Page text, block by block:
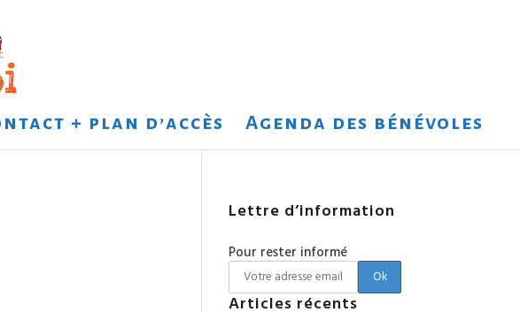
+ plan d’accès Agenda des bénévoles
Lettre d’information
Pour rester informé
Articles récents